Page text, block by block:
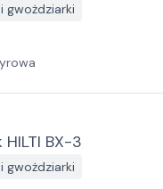
gwożdziarki
BX-3
gwożdziarki